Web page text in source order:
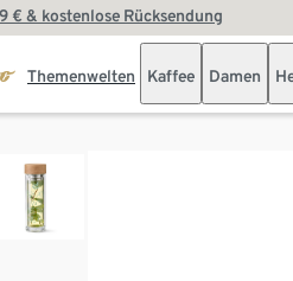
€ & kostenlose Rücksendung
Themenwelten Kaffee Damen